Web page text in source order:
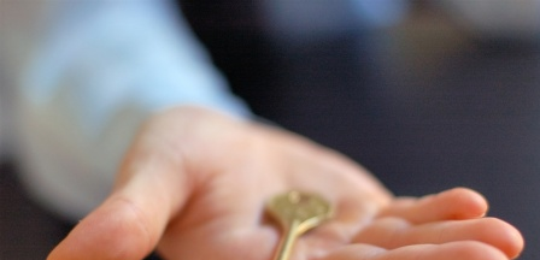
Перейти к основному содержанию